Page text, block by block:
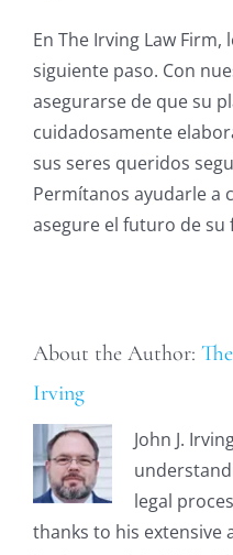
En The Irving Law Firm,
siguiente paso. Con
asegurarse de que su
cuidadosamente
sus seres queridos
Permítanos ayudarle a
asegure el futuro de su
About the Author:
Irving
John J.
legal
thanks to his extensive